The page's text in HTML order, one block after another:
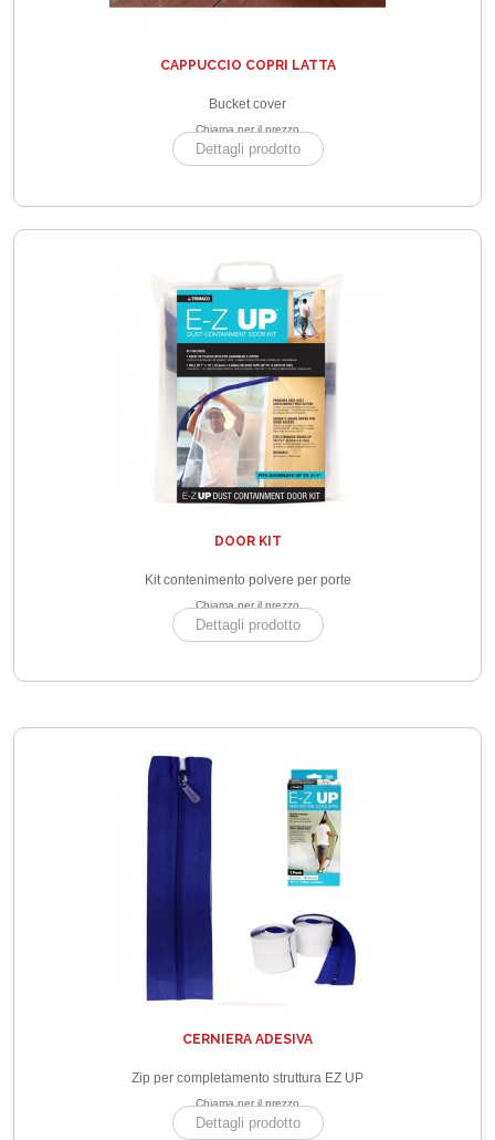
CAPPUCCIO COPRI LATTA
Bucket cover
Chiama per il prezzo
Dettagli prodotto
DOOR KIT
Kit contenimento polvere per porte
Chiama per il prezzo
Dettagli prodotto
CERNIERA ADESIVA
Zip per completamento struttura EZ UP
Chiama per il prezzo
Dettagli prodotto